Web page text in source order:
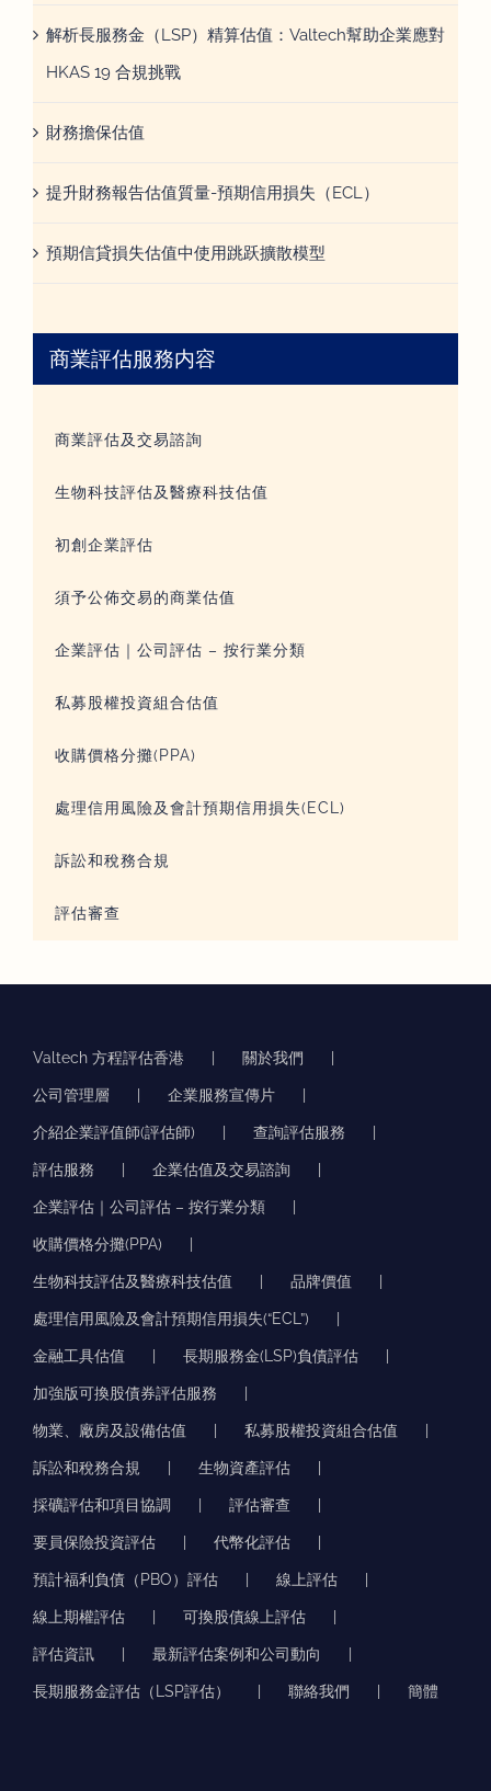
解析長服務金（LSP）精算估值：Valtech幫助企業應對
HKAS 19 合規挑戰
財務擔保估值
提升財務報告估值質量-預期信用損失（ECL）
預期信貸損失估值中使用跳跃擴散模型
商業評估服務内容
商業評估及交易諮詢
生物科技評估及醫療科技估值
初創企業評估
須予公佈交易的商業估值
企業評估｜公司評估 – 按行業分類
私募股權投資組合估值
收購價格分攤(PPA)
處理信用風險及會計預期信用損失(ECL)
訴訟和稅務合規
評估審查
Valtech 方程評估香港 關於我們
公司管理層 企業服務宣傳片
介紹企業評值師(評估師) 查詢評估服務
評估服務 企業估值及交易諮詢
企業評估｜公司評估 – 按行業分類
收購價格分攤(PPA)
生物科技評估及醫療科技估值 品牌價值
處理信用風險及會計預期信用損失(“ECL”)
金融工具估值 長期服務金(LSP)負債評估
加強版可換股債券評估服務
物業、廠房及設備估值 私募股權投資組合估值
訴訟和稅務合規 生物資產評估
採礦評估和項目協調 評估審查
要員保險投資評估 代幣化評估
預計福利負債（PBO）評估 線上評估
線上期權評估 可換股債線上評估
評估資訊 最新評估案例和公司動向
長期服務金評估（LSP評估） 聯絡我們 簡體